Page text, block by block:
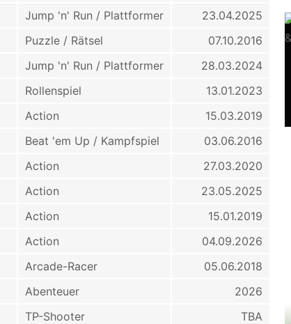
Jump 'n' Run / Plattformer
23.04.2025
Puzzle / Rätsel
07.10.2016
Jump 'n' Run / Plattformer
28.03.2024
Rollenspiel
13.01.2023
Action
15.03.2019
Beat 'em Up / Kampfspiel
03.06.2016
Action
27.03.2020
Action
23.05.2025
Action
15.01.2019
Action
04.09.2026
Arcade-Racer
05.06.2018
Abenteuer
2026
TP-Shooter
TBA